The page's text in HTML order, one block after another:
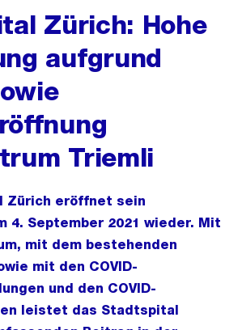
Zürich: Hohe
aufgrund
Triemli
Zürich eröffnet sein
4. September 2021 wieder. Mit
mit dem bestehenden
mit den COVID-
und den COVID-
leistet das Stadtspital